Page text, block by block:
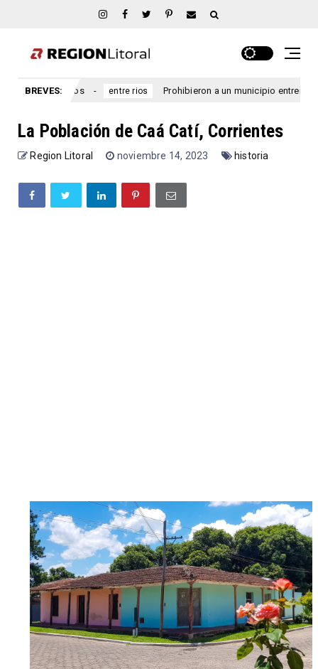
BREVES:
Ríos entre rios Prohibieron a un municipio entrerriano emitir
La Población de Caá Catí, Corrientes
Region Litoral noviembre 14, 2023 historia